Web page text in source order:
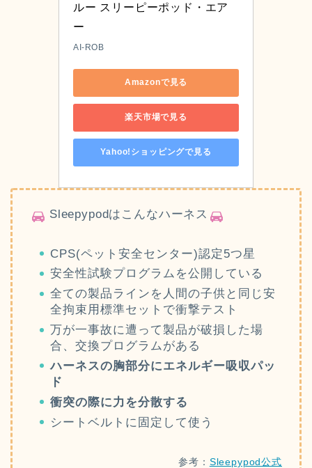
ルー スリーピーポッド・エア
ー
AI-ROB
Amazonで見る
楽天市場で見る
Yahoo!ショッピングで見る
Sleepypodはこんなハーネス
CPS(ペット安全センター)認定5つ星
安全性試験プログラムを公開している
全ての製品ラインを人間の子供と同じ安
全拘束用標準セットで衝撃テスト
万が一事故に遭って製品が破損した場
合、交換プログラムがある
ハーネスの胸部分にエネルギー吸収パッ
ド
衝突の際に力を分散する
シートベルトに固定して使う
参考： Sleepypod公式